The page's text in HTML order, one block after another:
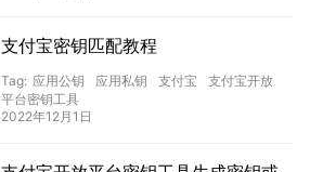
支付宝密钥匹配教程
Tag: 应用公钥 应用私钥 支付宝
支付宝开放
平台密钥工具
2022年12月1日